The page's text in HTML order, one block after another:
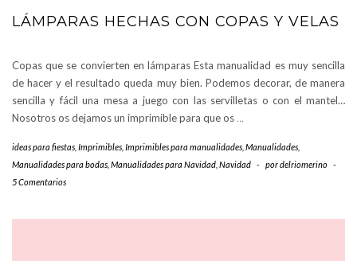
LÁMPARAS HECHAS CON COPAS Y VELAS
Copas que se convierten en lámparas Esta manualidad es muy sencilla
de hacer y el resultado queda muy bien. Podemos decorar, de manera
sencilla y fácil una mesa a juego con las servilletas o con el mantel…
Nosotros os dejamos un imprimible para que os …
ideas para fiestas Imprimibles Imprimibles para manualidades Manualidades
Manualidades para bodas Manualidades para Navidad Navidad - pordelriomerino -
5 Comentarios